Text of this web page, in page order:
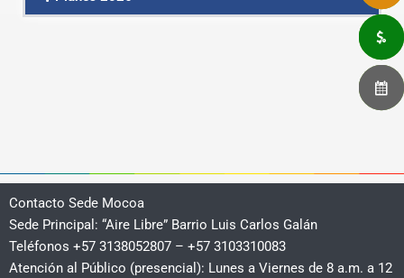
Contacto Sede Mocoa
Sede Principal: “Aire Libre” Barrio Luis Carlos Galán
Teléfonos +57 3138052807 – +57 3103310083
Atención al Público (presencial): Lunes a Viernes de 8 a.m. a 12